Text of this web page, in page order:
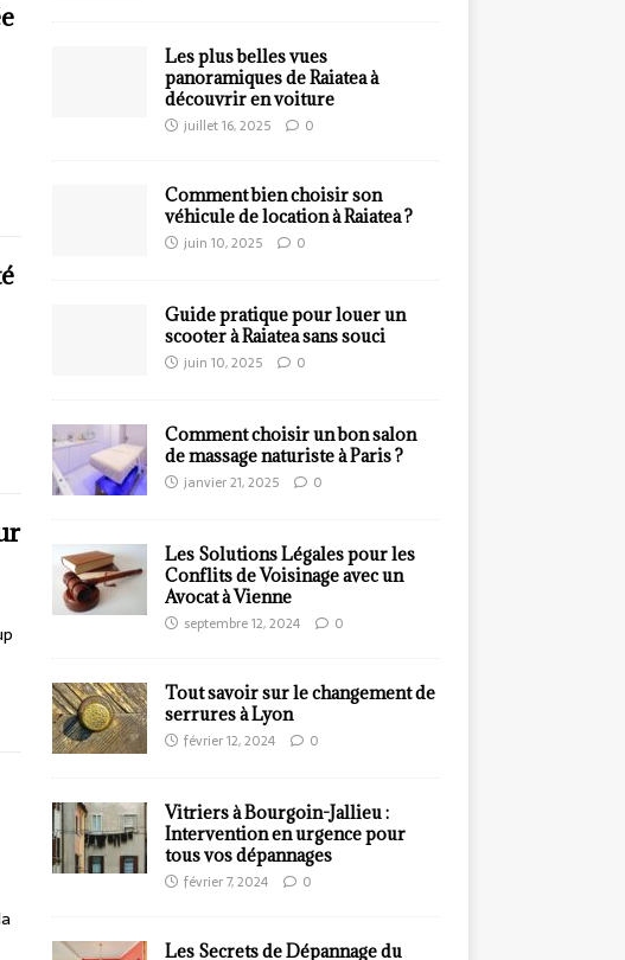
Les plus belles vues
panoramiques de Raiatea à
découvrir en voiture
juillet 16, 2025 0
Comment bien choisir son
véhicule de location à Raiatea ?
juin 10, 2025 0
Guide pratique pour louer un
scooter à Raiatea sans souci
juin 10, 2025 0
Comment choisir un bon salon
de massage naturiste à Paris ?
janvier 21, 2025 0
Les Solutions Légales pour les
Conflits de Voisinage avec un
Avocat à Vienne
septembre 12, 2024 0
Tout savoir sur le changement de
serrures à Lyon
février 12, 2024 0
Vitriers à Bourgoin-Jallieu :
Intervention en urgence pour
tous vos dépannages
février 7, 2024 0
Les Secrets de Dépannage du